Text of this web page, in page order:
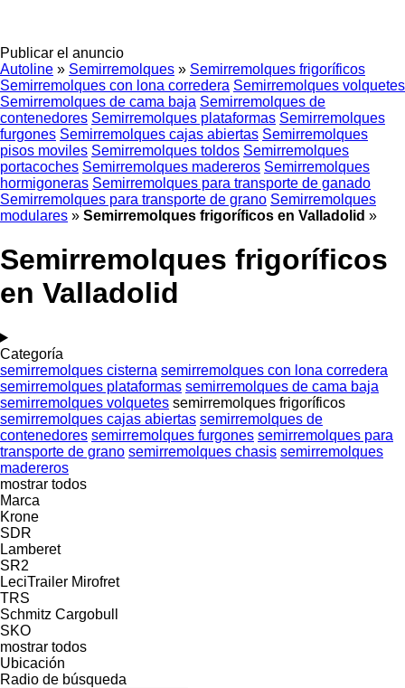
Publicar el anuncio
Autoline » Semirremolques » Semirremolques frigoríficos
Semirremolques con lona corredera Semirremolques volquetes
Semirremolques de cama baja Semirremolques de
contenedores Semirremolques plataformas Semirremolques
furgones Semirremolques cajas abiertas Semirremolques
pisos moviles Semirremolques toldos Semirremolques
portacoches Semirremolques madereros Semirremolques
hormigoneras Semirremolques para transporte de ganado
Semirremolques para transporte de grano Semirremolques
modulares » Semirremolques frigoríficos en Valladolid »
Semirremolques frigoríficos
en Valladolid
Categoría
semirremolques cisterna semirremolques con lona corredera
semirremolques plataformas semirremolques de cama baja
semirremolques volquetes semirremolques frigoríficos
semirremolques cajas abiertas semirremolques de
contenedores semirremolques furgones semirremolques para
transporte de grano semirremolques chasis semirremolques
madereros
mostrar todos
Marca
Krone
SDR
Lamberet
SR2
LeciTrailer Mirofret
TRS
Schmitz Cargobull
SKO
mostrar todos
Ubicación
Radio de búsqueda